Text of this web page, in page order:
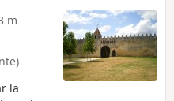
m
la